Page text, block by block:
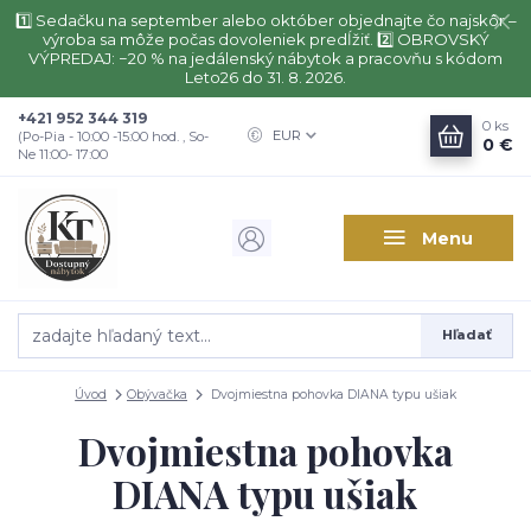
1️⃣ Sedačku na september alebo október objednajte čo najskôr –
výroba sa môže počas dovoleniek predĺžiť. 2️⃣ OBROVSKÝ
VÝPREDAJ: −20 % na jedálenský nábytok a pracovňu s kódom
Leto26 do 31. 8. 2026.
Menu
EUR
Hľadať
+421 952 344 319
(Po-Pia - 10:00 -15:00 hod. , So-
Ne 11:00- 17:00
0 ks
0 €
Úvod Obývačka Dvojmiestna pohovka DIANA typu ušiak
Dvojmiestna pohovka
DIANA typu ušiak